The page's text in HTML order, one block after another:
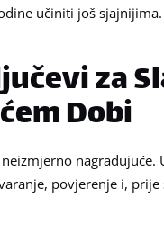
učiniti još sjajnijima.
za
Dobi
nagrađujuće.
povjerenje i, prije